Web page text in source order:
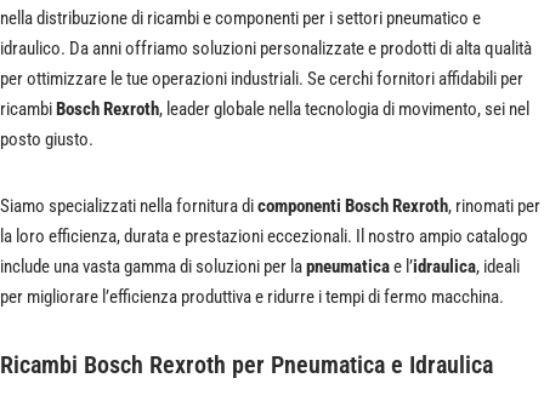
nella distribuzione di ricambi e componenti per i settori pneumatico e
idraulico. Da anni offriamo soluzioni personalizzate e prodotti di alta qualità
per ottimizzare le tue operazioni industriali. Se cerchi fornitori affidabili per
ricambiBosch Rexroth, leader globale nella tecnologia di movimento, sei nel
posto giusto.
Siamo specializzati nella fornitura dicomponenti Bosch Rexroth, rinomati per
la loro efficienza, durata e prestazioni eccezionali. Il nostro ampio catalogo
include una vasta gamma di soluzioni per lapneumaticae l’idraulica, ideali
per migliorare l’efficienza produttiva e ridurre i tempi di fermo macchina.
Ricambi Bosch Rexroth per Pneumatica e Idraulica